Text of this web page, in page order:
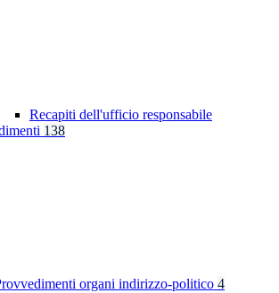
Recapiti dell'ufficio responsabile
138
organi indirizzo-politico 4